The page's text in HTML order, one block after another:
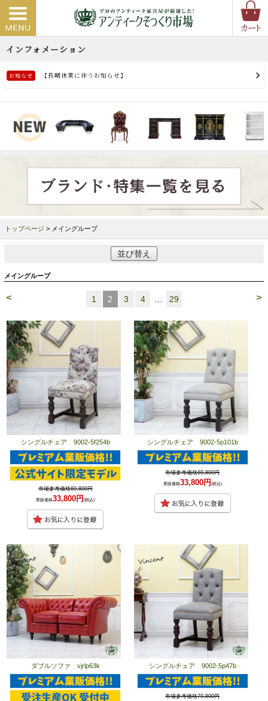
トップページ > メイングループ
並び替え
メイングループ
< >
1 2 3 4 29
シングルチェア 9002-5f254b
市場参考価格69,800円
業販価格33,800円(税込)
シングルチェア 9002-5p101b
市場参考価格69,800円
業販価格33,800円 (税込)
ダブルソファ vjrlp63k シングルチェア 9002-5p47b
市場参考価格79,800円